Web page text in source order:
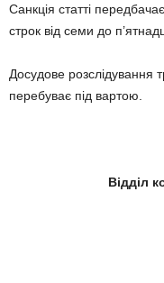
Санкція статті
строк від семи до
Досудове розслідування
перебуває під вартою.
Відділ